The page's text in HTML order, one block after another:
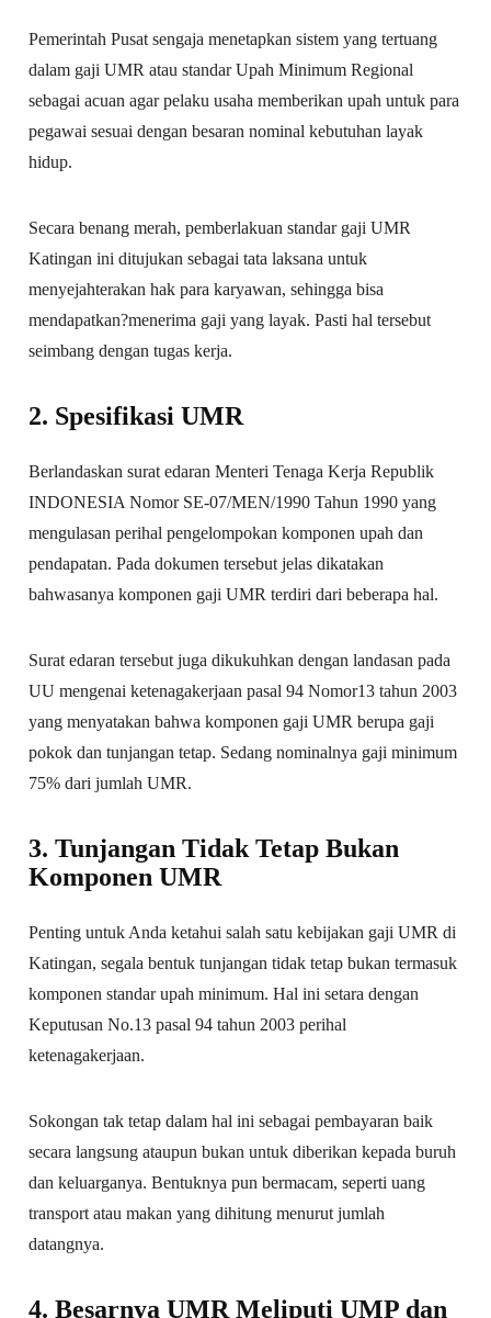
Pemerintah Pusat sengaja menetapkan sistem yang tertuang
dalam gaji UMR atau standar Upah Minimum Regional
sebagai acuan agar pelaku usaha memberikan upah untuk para
pegawai sesuai dengan besaran nominal kebutuhan layak
hidup.
Secara benang merah, pemberlakuan standar gaji UMR
Katingan ini ditujukan sebagai tata laksana untuk
menyejahterakan hak para karyawan, sehingga bisa
mendapatkan?menerima gaji yang layak. Pasti hal tersebut
seimbang dengan tugas kerja.
2. Spesifikasi UMR
Berlandaskan surat edaran Menteri Tenaga Kerja Republik
INDONESIA Nomor SE-07/MEN/1990 Tahun 1990 yang
mengulasan perihal pengelompokan komponen upah dan
pendapatan. Pada dokumen tersebut jelas dikatakan
bahwasanya komponen gaji UMR terdiri dari beberapa hal.
Surat edaran tersebut juga dikukuhkan dengan landasan pada
UU mengenai ketenagakerjaan pasal 94 Nomor13 tahun 2003
yang menyatakan bahwa komponen gaji UMR berupa gaji
pokok dan tunjangan tetap. Sedang nominalnya gaji minimum
75% dari jumlah UMR.
3. Tunjangan Tidak Tetap Bukan
Komponen UMR
Penting untuk Anda ketahui salah satu kebijakan gaji UMR di
Katingan, segala bentuk tunjangan tidak tetap bukan termasuk
komponen standar upah minimum. Hal ini setara dengan
Keputusan No.13 pasal 94 tahun 2003 perihal
ketenagakerjaan.
Sokongan tak tetap dalam hal ini sebagai pembayaran baik
secara langsung ataupun bukan untuk diberikan kepada buruh
dan keluarganya. Bentuknya pun bermacam, seperti uang
transport atau makan yang dihitung menurut jumlah
datangnya.
4. Besarnya UMR Meliputi UMP dan